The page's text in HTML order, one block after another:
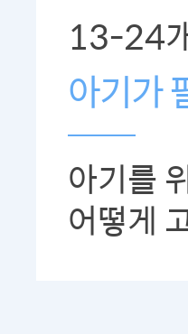
13-24
아기가
아기를
어떻게